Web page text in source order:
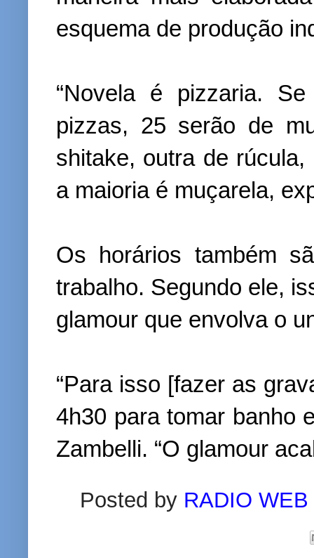
esquema de produção
“Novela é pizzaria.
pizzas, 25 serão de
shitake, outra de
a maioria é muçarela,
Os horários também
trabalho. Segundo ele,
glamour que envolva o
“Para isso [fazer as
4h30 para tomar banho
Zambelli. “O glamour
Posted by RADIO